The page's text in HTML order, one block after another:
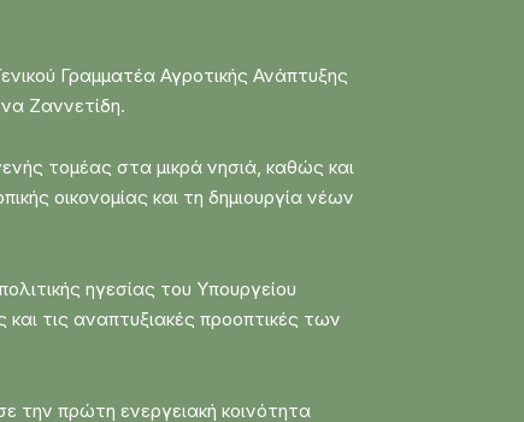
Γραμματέα Αγροτικής Ανάπτυξης
Ζαννετίδη.
τομέας στα μικρά νησιά, καθώς και
οικονομίας και τη δημιουργία νέων
ηγεσίας του Υπουργείου
τις αναπτυξιακές προοπτικές των
την πρώτη ενεργειακή κοινότητα